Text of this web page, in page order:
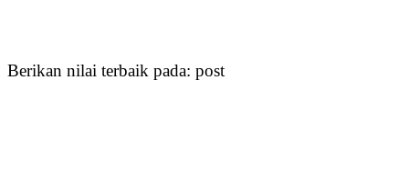
Berikan nilai terbaik pada: post